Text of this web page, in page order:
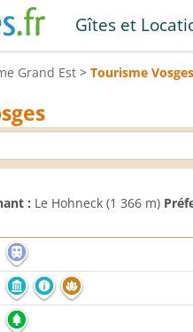
Gîtes et
Grand Est > Tourisme Vosges
: Le Hohneck (1 366 m)